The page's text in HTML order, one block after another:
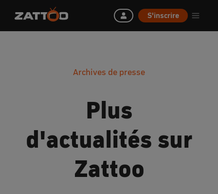
S'inscrire
Archives de presse
Plus
d'actualités sur
Zattoo